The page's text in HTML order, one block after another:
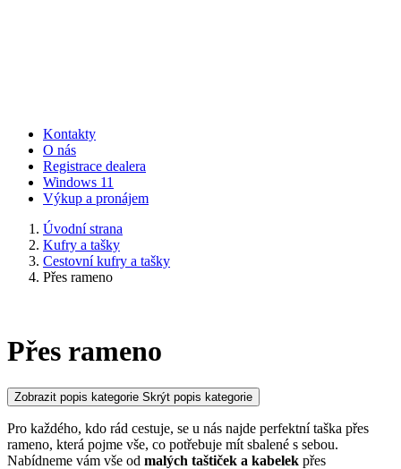
Kontakty
O nás
Registrace dealera
Windows 11
Výkup a pronájem
Úvodní strana
Kufry a tašky
Cestovní kufry a tašky
Přes rameno
Přes rameno
Zobrazit popis kategorie Skrýt popis kategorie
Pro každého, kdo rád cestuje, se u nás najde perfektní taška přes
rameno, která pojme vše, co potřebuje mít sbalené s sebou.
Nabídneme vám vše od malých taštiček a kabelek přes